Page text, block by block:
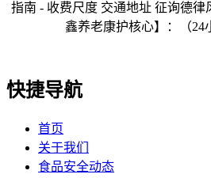
指南 - 收费尺度 交通地址 征询德律
鑫养老康护核心】：（24
快捷导航
首页
关于我们
食品安全动态